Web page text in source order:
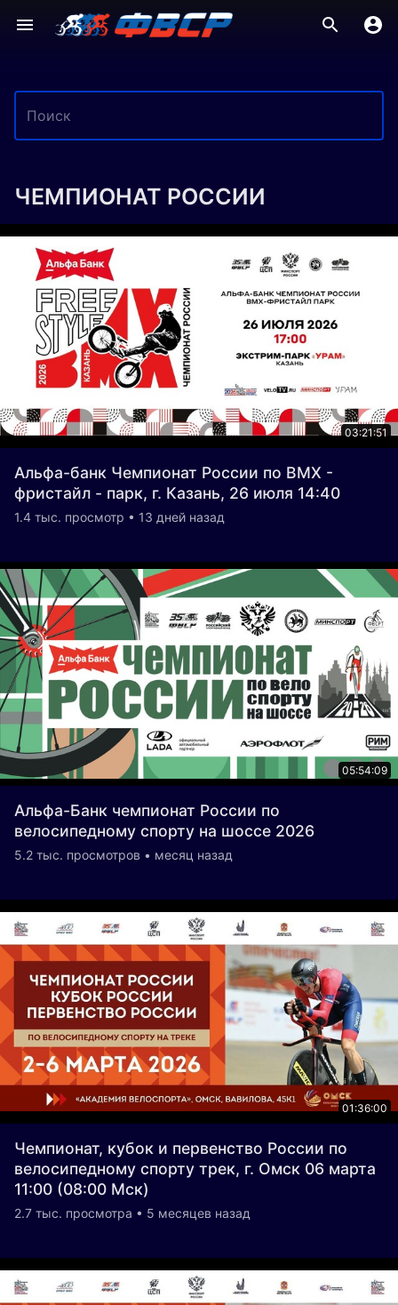
ЧЕМПИОНАТ РОССИИ
03:21:51
Альфа-банк Чемпионат России по ВМХ -
фристайл - парк, г. Казань, 26 июля 14:40
1.4 тыс. просмотр • 13 дней назад
05:54:09
Альфа-Банк чемпионат России по
велосипедному спорту на шоссе 2026
5.2 тыс. просмотров • месяц назад
01:36:00
Чемпионат, кубок и первенство России по
велосипедному спорту трек, г. Омск 06 марта
11:00 (08:00 Мск)
2.7 тыс. просмотра • 5 месяцев назад